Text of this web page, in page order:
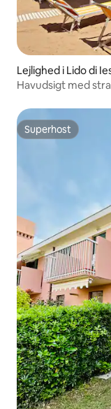
Lejlighed i Lido di
Havudsigt med
Superhost
Superhost